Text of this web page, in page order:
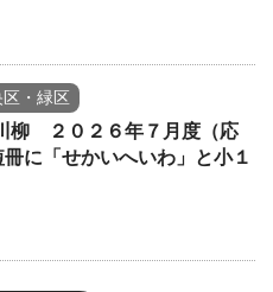
・緑区
柳 ２０２６年７月度（応
に「せかいへいわ」と小１